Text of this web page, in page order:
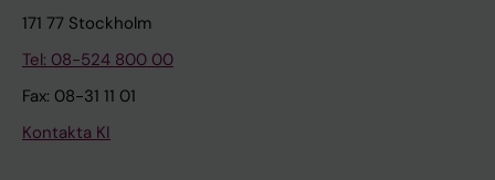
171 77 Stockholm
Tel: 08-524 800 00
Fax: 08-31 11 01
Kontakta KI